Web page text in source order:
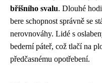
břišního svalu. Dlouhé
bere schopnost správně se
nerovnováhy. Lidé s
bederní páteř, což tlačí na
předčasnému opotřebení.